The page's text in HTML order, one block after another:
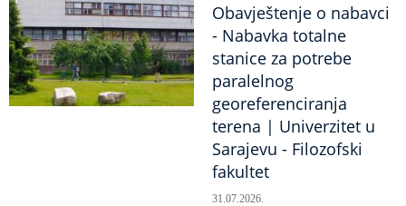
Obavještenje o nabavci
- Nabavka totalne
stanice za potrebe
paralelnog
georeferenciranja
terena | Univerzitet u
Sarajevu - Filozofski
fakultet
31.07.2026.